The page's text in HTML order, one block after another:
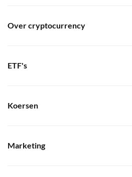
Over cryptocurrency
ETF's
Koersen
Marketing